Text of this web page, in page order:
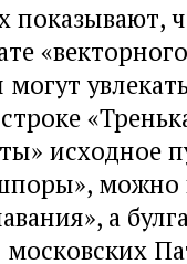
показывают,
«векторного
могут
исходное
а